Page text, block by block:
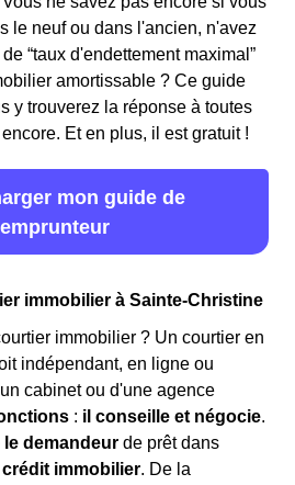
le neuf ou dans l'ancien, n'avez
“taux d'endettement maximal”
amortissable ? Ce guide
y trouverez la réponse à toutes
Et en plus, il est gratuit !
mon guide de
immobilier à Sainte-Christine
immobilier ? Un courtier en
indépendant, en ligne ou
cabinet ou d'une agence
: il conseille et négocie.
demandeur de prêt dans
immobilier. De la